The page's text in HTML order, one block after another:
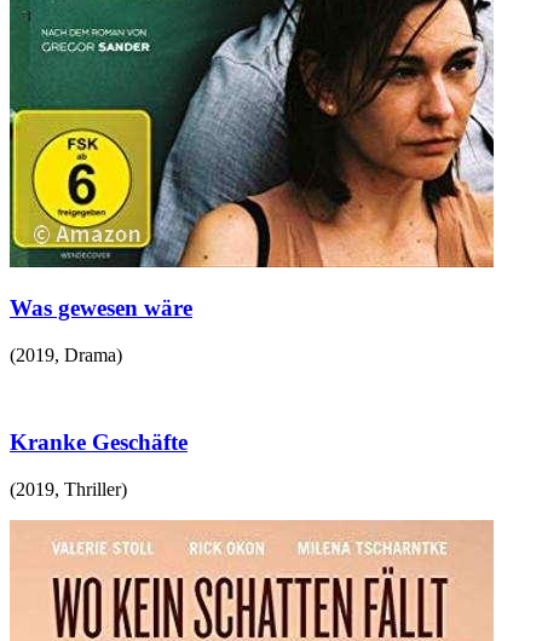
Was gewesen wäre
(2019, Drama)
Kranke Geschäfte
(2019, Thriller)